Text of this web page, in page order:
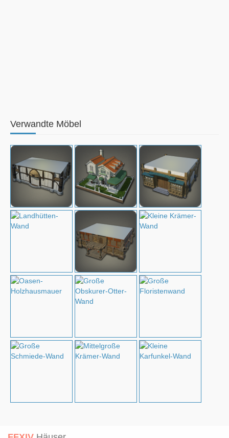
Verwandte Möbel